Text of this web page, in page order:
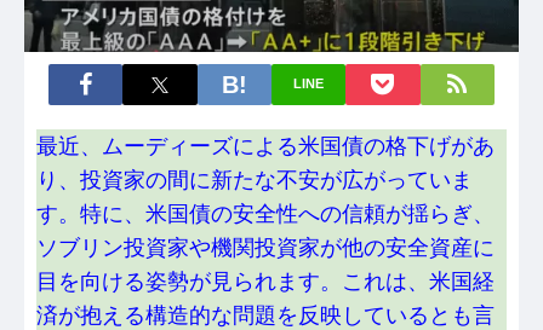
LINE
最近、ムーディーズによる米国債の格下げがあ
り、投資家の間に新たな不安が広がっていま
す。特に、米国債の安全性への信頼が揺らぎ、
ソブリン投資家や機関投資家が他の安全資産に
目を向ける姿勢が見られます。これは、米国経
済が抱える構造的な問題を反映しているとも言